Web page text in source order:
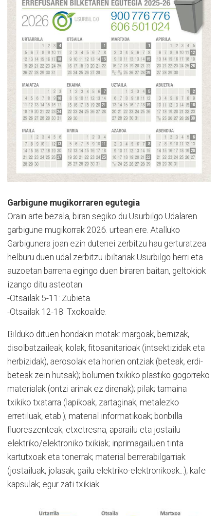
Garbigune mugikorraren egutegia
Orain arte bezala, biran segiko du Usurbilgo Udalaren
garbigune mugikorrak 2026. urtean ere. Atalluko
Garbigunera joan ezin dutenei zerbitzu hau gerturatzea
helburu duen udal zerbitzu ibiltariak Usurbilgo herri eta
auzoetan barrena egingo duen biraren baitan, geltokiok
izango ditu asteotan:
-Otsailak 5-11: Zubieta.
-Otsailak 12-18: Txokoalde.
Bilduko dituen hondakin motak: margoak, bernizak,
disolbatzaileak, kolak, fitosanitarioak (intsektizidak eta
herbizidak), aerosolak eta horien ontziak (beteak, erdi-
beteak zein hutsak); bolumen txikiko plastiko gogorreko
materialak (ontzi arinak ez direnak); pilak; tamaina
txikiko txatarra (lapikoak, zartaginak, metalezko
erretiluak, etab.); material informatikoak; bonbilla
fluoreszenteak; etxetresna, aparailu eta jostailu
elektriko/elektroniko txikiak; inprimagailuen tinta
kartutxoak eta tonerrak; material berrerabilgarriak
(jostailuak, jolasak, gailu elektriko-elektronikoak...); kafe
kapsulak; egur zati txikiak.